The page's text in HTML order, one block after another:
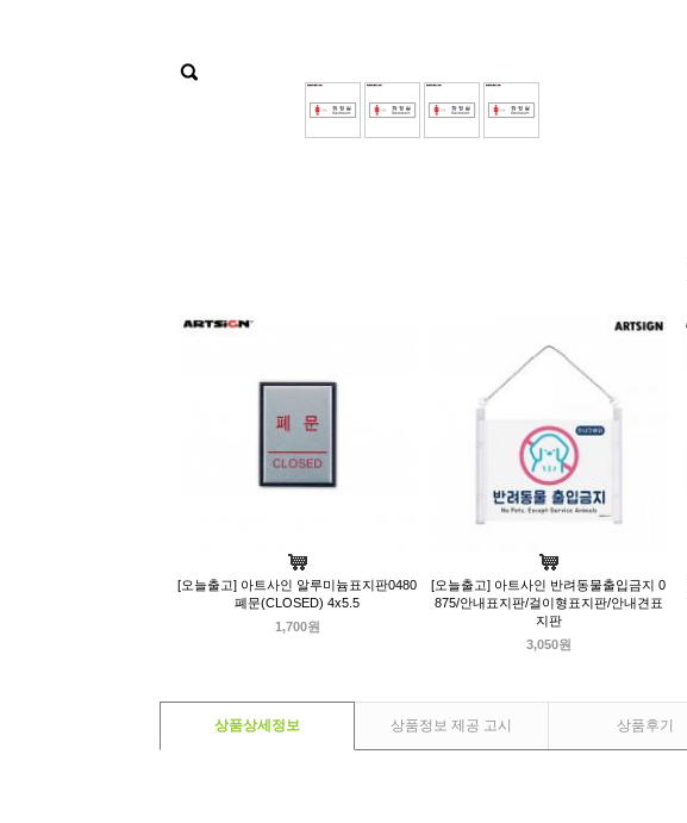
[오늘출고] 아트사인 알루미늄표지판0480
폐문(CLOSED) 4x5.5
1,700원
[오늘출고] 아트사인 반려동물출입금지 0
875/안내표지판/걸이형표지판/안내견표
지판
3,050원
상품상세정보 상품정보 제공 고시 상품후기